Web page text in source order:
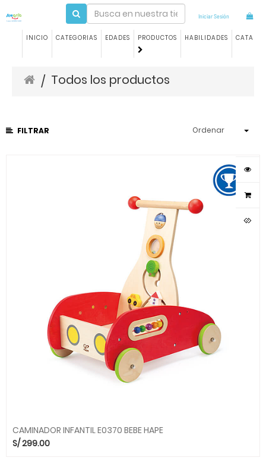
Iniciar Sesión
INICIO CATEGORIAS EDADES PRODUCTOS HABILIDADES
/ Todos los productos
FILTRAR Ordenar
CAMINADOR INFANTIL E0370 BEBE HAPE
S/299.00